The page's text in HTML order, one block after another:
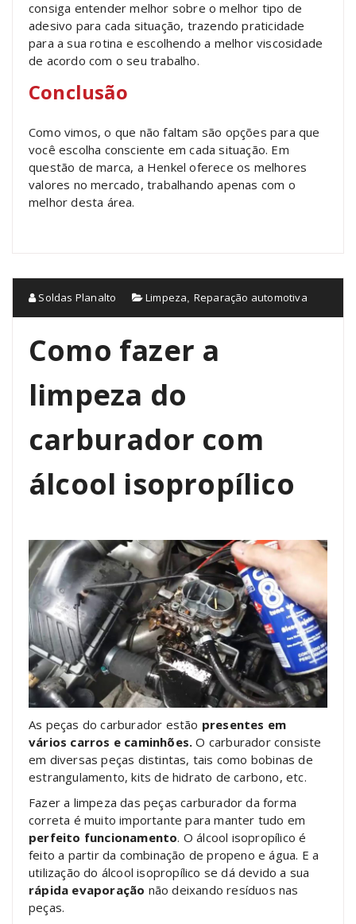
consiga entender melhor sobre o melhor tipo de
adesivo para cada situação, trazendo praticidade
para a sua rotina e escolhendo a melhor viscosidade
de acordo com o seu trabalho.
Conclusão
Como vimos, o que não faltam são opções para que
você escolha consciente em cada situação. Em
questão de marca, a Henkel oferece os melhores
valores no mercado, trabalhando apenas com o
melhor desta área.
Soldas Planalto Limpeza, Reparação automotiva
Como fazer a
limpeza do
carburador com
álcool isopropílico
As peças do carburador estão presentes em
vários carros e caminhões. O carburador consiste
em diversas peças distintas, tais como bobinas de
estrangulamento, kits de hidrato de carbono, etc.
Fazer a limpeza das peças carburador da forma
correta é muito importante para manter tudo em
perfeito funcionamento. O álcool isopropílico é
feito a partir da combinação de propeno e água. E a
utilização do álcool isopropílico se dá devido a sua
rápida evaporação não deixando resíduos nas
peças.